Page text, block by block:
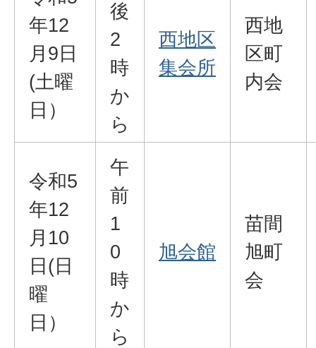
年12
月9日
(土曜
日）
後
2
時
か
ら
西地区
集会所
西地
区町
内会
令和5
年12
月10
日(日
曜
日）
午
前
1
0
時
か
ら
旭会館
苗間
旭町
会